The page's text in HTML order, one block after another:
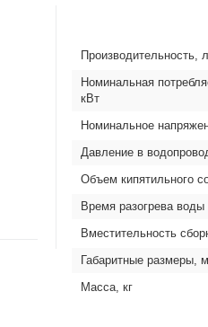
Производительность,
Номинальная
кВт
Номинальное
Давление в
Объем кипятильного
Время разогрева
Вместительность
Габаритные размеры,
Масса, кг